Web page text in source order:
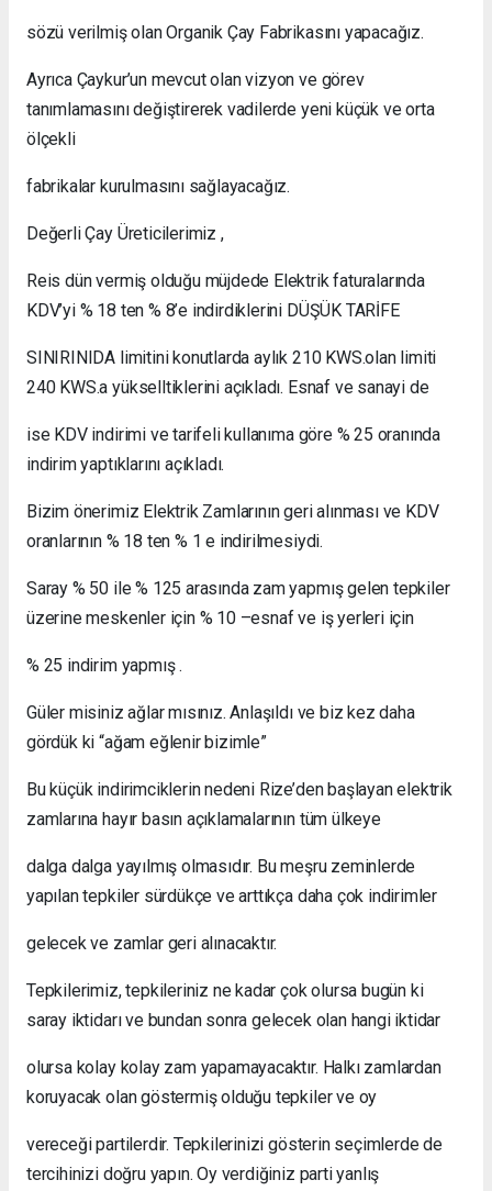
sözü verilmiş olan Organik Çay Fabrikasını yapacağız.
Ayrıca Çaykur’un mevcut olan vizyon ve görev
tanımlamasını değiştirerek vadilerde yeni küçük ve orta
ölçekli
fabrikalar kurulmasını sağlayacağız.
Değerli Çay Üreticilerimiz ,
Reis dün vermiş olduğu müjdede Elektrik faturalarında
KDV’yi % 18 ten % 8’e indirdiklerini DÜŞÜK TARİFE
SINIRINIDA limitini konutlarda aylık 210 KWS.olan limiti
240 KWS.a yükselltiklerini açıkladı. Esnaf ve sanayi de
ise KDV indirimi ve tarifeli kullanıma göre % 25 oranında
indirim yaptıklarını açıkladı.
Bizim önerimiz Elektrik Zamlarının geri alınması ve KDV
oranlarının % 18 ten % 1 e indirilmesiydi.
Saray % 50 ile % 125 arasında zam yapmış gelen tepkiler
üzerine meskenler için % 10 –esnaf ve iş yerleri için
% 25 indirim yapmış .
Güler misiniz ağlar mısınız. Anlaşıldı ve biz kez daha
gördük ki “ağam eğlenir bizimle”
Bu küçük indirimciklerin nedeni Rize’den başlayan elektrik
zamlarına hayır basın açıklamalarının tüm ülkeye
dalga dalga yayılmış olmasıdır. Bu meşru zeminlerde
yapılan tepkiler sürdükçe ve arttıkça daha çok indirimler
gelecek ve zamlar geri alınacaktır.
Tepkilerimiz, tepkileriniz ne kadar çok olursa bugün ki
saray iktidarı ve bundan sonra gelecek olan hangi iktidar
olursa kolay kolay zam yapamayacaktır. Halkı zamlardan
koruyacak olan göstermiş olduğu tepkiler ve oy
vereceği partilerdir. Tepkilerinizi gösterin seçimlerde de
tercihinizi doğru yapın. Oy verdiğiniz parti yanlış